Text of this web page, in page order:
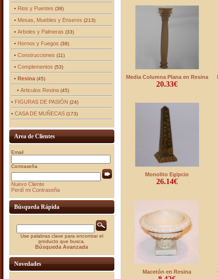
• Rios y Puentes (38)
• Mesas, Muebles y Enseres (213)
• Arboles y Palmeras (33)
• Hornos y Fuegos (38)
• Construcciones (11)
• Complementos (53)
• Resina(45)
• Articulos Resina(45)
• FIGURAS DE PASIÓN (24)
• CASA DE MUÑECAS(173)
Area de Clientes
Email
Contraseña
Nuevo Cliente
Perdí mi Contraseña
Búsqueda Rápida
Use palabras clave para encontrar el
producto que busca.
Búsqueda Avanzada
Novedades
Media Columna Plana en Resina
20.33€
Monolito Egipcio
26.14€
Macetón en Resina